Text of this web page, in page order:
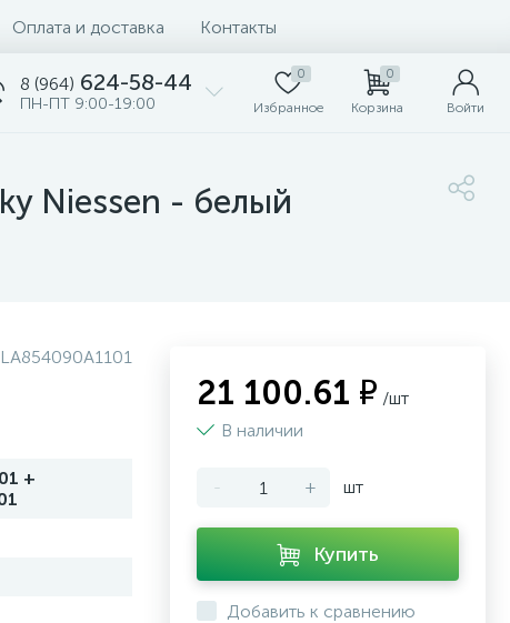
Оплата и доставка Контакты
8 (964) 624-58-44
ПН-ПТ 9:00-19:00
0
Избранное
0
Корзина Войти
Niessen - белый
+
21 100.61 ₽ /шт
В наличии
- + шт
Купить
Добавить к сравнению